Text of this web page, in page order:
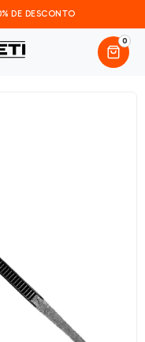
DE DESCONTO
0